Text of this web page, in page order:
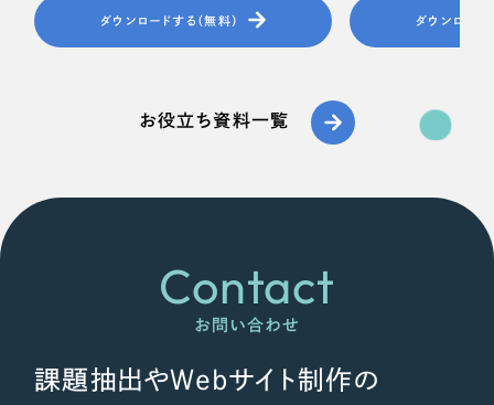
ダウンロードする（無料） ダウンロード
お役立ち資料一覧
Contact
お問い合わせ
課題抽出やWebサイト制作の